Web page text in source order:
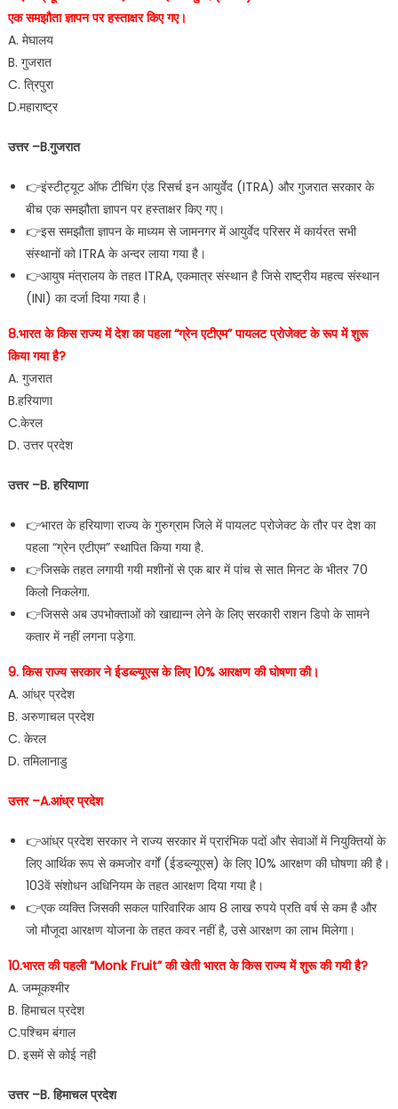
एक समझौता ज्ञापन पर हस्ताक्षर किए गए।
A. मेघालय
B. गुजरात
C. त्रिपुरा
D.महाराष्ट्र
उत्तर –B.गुजरात
👉इंस्टीट्यूट ऑफ टीचिंग एंड रिसर्च इन आयुर्वेद (ITRA) और गुजरात सरकार के
बीच एक समझौता ज्ञापन पर हस्ताक्षर किए गए।
👉इस समझौता ज्ञापन के माध्यम से जामनगर में आयुर्वेद परिसर में कार्यरत सभी
संस्थानों को ITRA के अन्दर लाया गया है।
👉आयुष मंत्रालय के तहत ITRA, एकमात्र संस्थान है जिसे राष्ट्रीय महत्व संस्थान
(INI) का दर्जा दिया गया है।
8.भारत के किस राज्य में देश का पहला “ग्रेन एटीएम” पायलट प्रोजेक्ट के रूप में शुरू
किया गया है?
A. गुजरात
B.हरियाणा
C.केरल
D. उत्तर प्रदेश
उत्तर –B. हरियाणा
👉भारत के हरियाणा राज्य के गुरुग्राम जिले में पायलट प्रोजेक्ट के तौर पर देश का
पहला “ग्रेन एटीएम” स्थापित किया गया है.
👉जिसके तहत लगायी गयी मशीनों से एक बार में पांच से सात मिनट के भीतर 70
किलो निकलेगा.
👉जिससे अब उपभोक्ताओं को खाद्यान्न लेने के लिए सरकारी राशन डिपो के सामने
कतार में नहीं लगना पड़ेगा.
9. किस राज्य सरकार ने ईडब्ल्यूएस के लिए 10% आरक्षण की घोषणा की।
A. आंध्र प्रदेश
B. अरुणाचल प्रदेश
C. केरल
D. तमिलानाडु
उत्तर –A.आंध्र प्रदेश
👉आंध्र प्रदेश सरकार ने राज्य सरकार में प्रारंभिक पदों और सेवाओं में नियुक्तियों के
लिए आर्थिक रूप से कमजोर वर्गों (ईडब्ल्यूएस) के लिए 10% आरक्षण की घोषणा की है।
103वें संशोधन अधिनियम के तहत आरक्षण दिया गया है।
👉एक व्यक्ति जिसकी सकल पारिवारिक आय 8 लाख रुपये प्रति वर्ष से कम है और
जो मौजूदा आरक्षण योजना के तहत कवर नहीं है, उसे आरक्षण का लाभ मिलेगा।
10.भारत की पहली “Monk Fruit” की खेती भारत के किस राज्य में शुरू की गयी है?
A. जम्मूकश्मीर
B. हिमाचल प्रदेश
C.पश्चिम बंगाल
D. इसमें से कोई नही
उत्तर –B. हिमाचल प्रदेश